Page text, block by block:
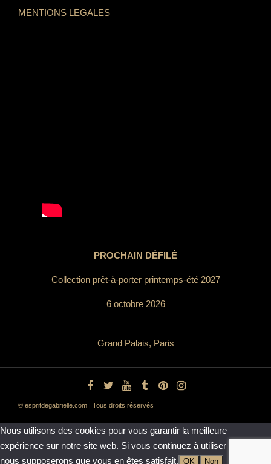
MENTIONS LEGALES
PROCHAIN DÉFILÉ
Collection prêt-à-porter printemps-été 2027
6 octobre 2026
Grand Palais, Paris
© espritdegabrielle.com | Tous droits réservés
Nous utilisons des cookies pour vous garantir la meilleure
expérience sur notre site web. Si vous continuez à utiliser ce site,
nous supposerons que vous en êtes satisfait. OK Non